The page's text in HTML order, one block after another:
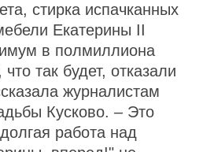
стирка испачканных
Екатерины II
в полмиллиона
так будет, отказали
журналистам
Кусково. – Это
работа над